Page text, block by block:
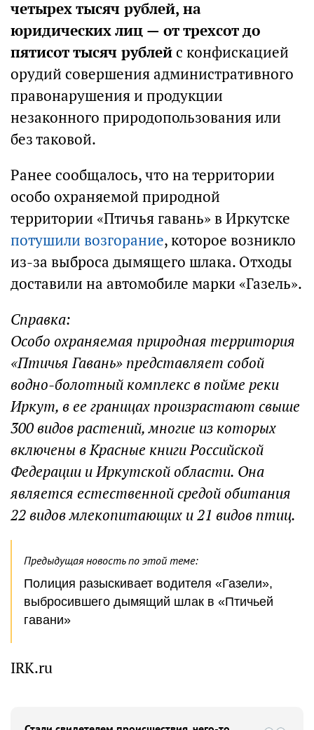
четырех тысяч рублей, на
юридических лиц — от трехсот до
пятисот тысяч рублейс конфискацией
орудий совершения административного
правонарушения и продукции
незаконного природопользования или
без таковой.
Ранее сообщалось, что на территории
особо охраняемой природной
территории «Птичья гавань» в Иркутске
потушили возгорание, которое возникло
из-за выброса дымящего шлака. Отходы
доставили на автомобиле марки «Газель».
Справка:
Особо охраняемая природная территория
«Птичья Гавань» представляет собой
водно-болотный комплекс в пойме реки
Иркут, в ее границах произрастают свыше
300 видов растений, многие из которых
включены в Красные книги Российской
Федерации и Иркутской области. Она
является естественной средой обитания
22 видов млекопитающих и 21 видов птиц.
Предыдущая новость по этой теме:
Полиция разыскивает водителя «Газели»,
выбросившего дымящий шлак в «Птичьей
гавани»
IRK.ru